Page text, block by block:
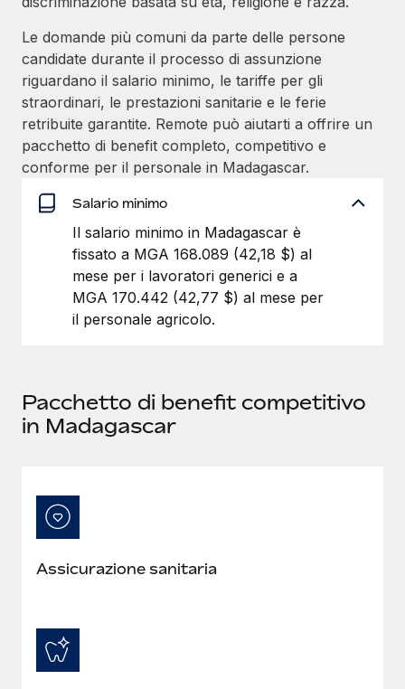
Le domande più comuni da parte delle persone
candidate durante il processo di assunzione
riguardano il salario minimo, le tariffe per gli
straordinari, le prestazioni sanitarie e le ferie
retribuite garantite. Remote può aiutarti a offrire un
pacchetto di benefit completo, competitivo e
conforme per il personale in Madagascar.
Salario minimo
Il salario minimo in Madagascar è
fissato a MGA 168.089 (42,18 $) al
mese per i lavoratori generici e a
MGA 170.442 (42,77 $) al mese per
il personale agricolo.
Pacchetto di benefit competitivo
in Madagascar
Assicurazione sanitaria